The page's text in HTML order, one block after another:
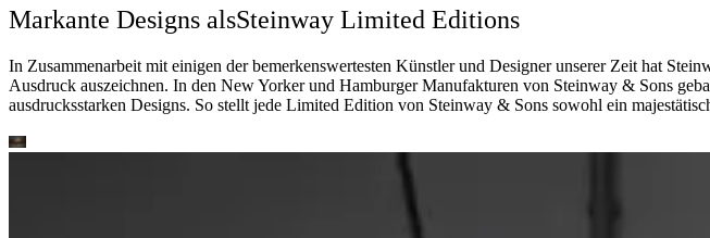
Markante Designs alsSteinway Limited Editions
In Zusammenarbeit mit einigen der bemerkenswertesten Künstler und Designer unserer Zeit hat
Ausdruck auszeichnen. In den New Yorker und Hamburger Manufakturen von Steinway ⁠&⁠ Sons
ausdrucksstarken Designs. So stellt jede Limited Edition von Steinway ⁠&⁠ Sons sowohl ein